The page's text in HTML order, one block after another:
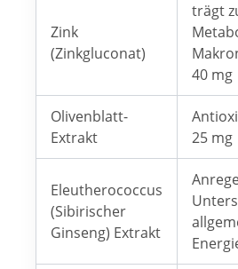
Zink
(Zinkgluconat)
trägt
40 mg
Olivenblatt-
Extrakt
25 mg
Eleutherococcus
(Sibirischer
Ginseng) Extrakt